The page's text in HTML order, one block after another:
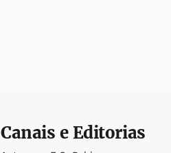
Canais e Editorias